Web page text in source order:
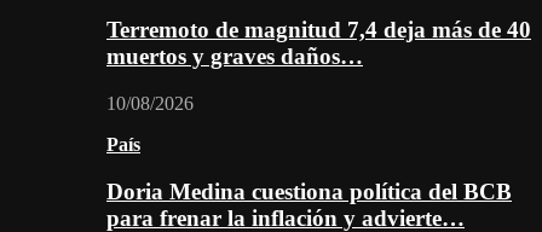
Terremoto de magnitud 7,4 deja más de 40
muertos y graves daños…
10/08/2026
País
Doria Medina cuestiona política del BCB
para frenar la inflación y advierte…